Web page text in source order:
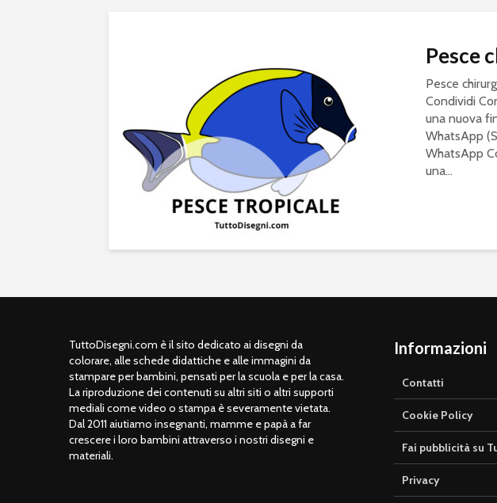
Pesce
Pesce
Condividi
una nuova
WhatsApp
WhatsApp
una...
TuttoDisegni.com è il sito dedicato ai disegni da
colorare, alle schede didattiche e alle immagini da
stampare per bambini, pensati per la scuola e per la casa.
La riproduzione dei contenuti su altri siti o altri supporti
mediali come video o stampa è severamente vietata.
Dal 2011 aiutiamo insegnanti, mamme e papà a far
crescere i loro bambini attraverso i nostri disegni e
materiali.
Informazioni
Contatti
Cookie Policy
Fai pubblicità su
Privacy